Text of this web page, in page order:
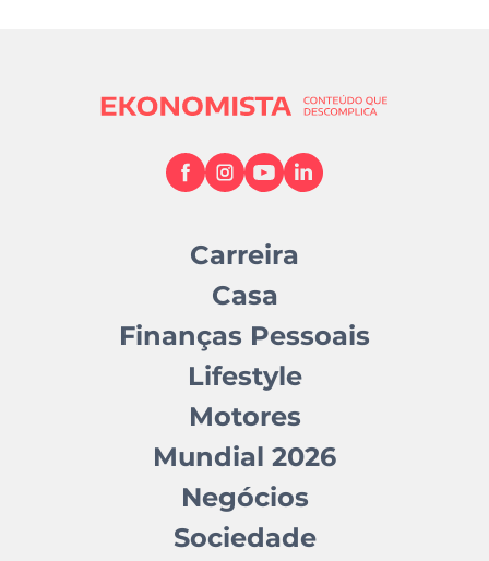
Carreira
Casa
Finanças Pessoais
Lifestyle
Motores
Mundial 2026
Negócios
Sociedade